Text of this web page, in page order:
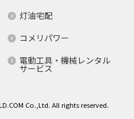
灯油宅配
コメリパワー
電動工具・機械レンタル
サービス
Co.,Ltd. All rights reserved.